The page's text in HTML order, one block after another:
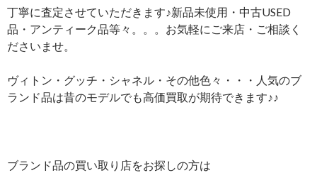
丁寧に査定させていただきます♪新品未使用・中古USED
品・アンティーク品等々。。。お気軽にご来店・ご相談く
ださいませ。
ヴィトン・グッチ・シャネル・その他色々・・・人気のブ
ランド品は昔のモデルでも高価買取が期待できます♪♪
ブランド品の買い取り店をお探しの方は